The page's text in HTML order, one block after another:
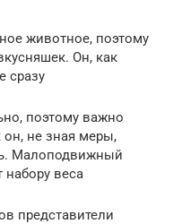
животное, поэтому
Он, как
сразу
поэтому важно
он, не зная меры,
Малоподвижный
набору веса
представители